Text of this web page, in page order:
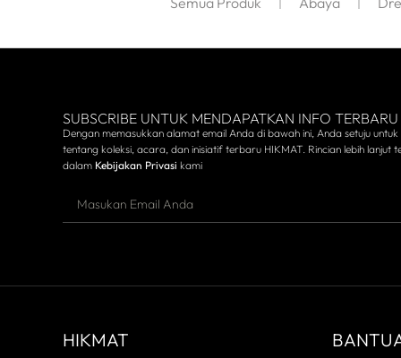
SUBSCRIBE UNTUK MENDAPATKAN INFO
Dengan memasukkan alamat email Anda di bawah ini, Anda setuju
tentang koleksi, acara, dan inisiatif terbaru HIKMAT. Rincian lebih lanjut
dalam Kebijakan Privasi kami
HIKMAT